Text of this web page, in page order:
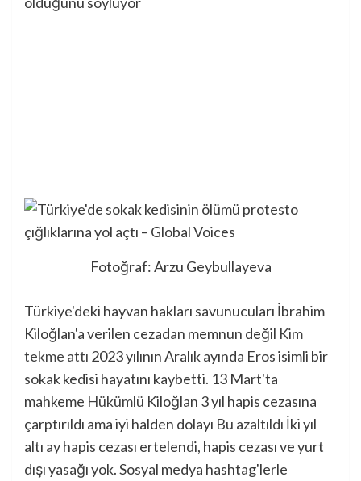
Fotoğraf: Arzu Geybullayeva
Türkiye'deki hayvan hakları savunucuları İbrahim
Kiloğlan'a verilen cezadan memnun değil Kim
tekme attı 2023 yılının Aralık ayında Eros isimli bir
sokak kedisi hayatını kaybetti. 13 Mart'ta
mahkeme Hükümlü Kiloğlan 3 yıl hapis cezasına
çarptırıldı ama iyi halden dolayı Bu azaltıldı İki yıl
altı ay hapis cezası ertelendi, hapis cezası ve yurt
dışı yasağı yok. Sosyal medya hashtag'lerle